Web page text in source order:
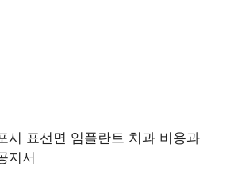
시 표선면 임플란트 치과 비용과
지서